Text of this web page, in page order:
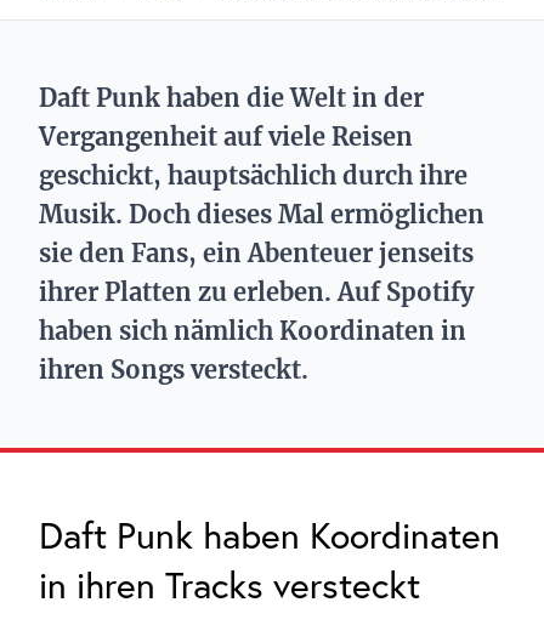
Daft Punk haben die Welt in der
Vergangenheit auf viele Reisen
geschickt, hauptsächlich durch ihre
Musik. Doch dieses Mal ermöglichen
sie den Fans, ein Abenteuer jenseits
ihrer Platten zu erleben. Auf Spotify
haben sich nämlich Koordinaten in
ihren Songs versteckt.
Daft Punk haben Koordinaten
in ihren Tracks versteckt